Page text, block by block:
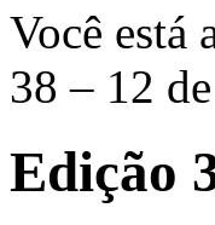
Você está
38 – 12
Edição